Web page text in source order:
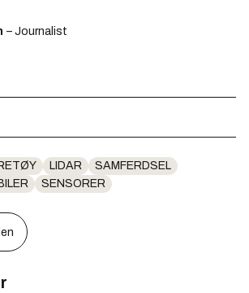
– Journalist
LIDAR
SAMFERDSEL
SENSORER